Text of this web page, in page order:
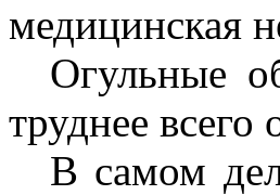
медицинская
Огульные
труднее всего
В самом